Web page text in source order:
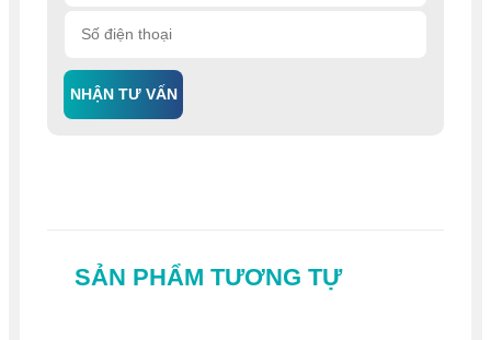
NHẬN TƯ VẤN
SẢN PHẨM TƯƠNG TỰ